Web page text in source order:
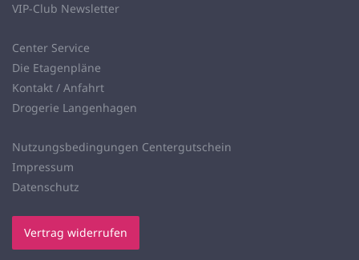
VIP-Club Newsletter
Center Service
Die Etagenpläne
Kontakt / Anfahrt
Drogerie Langenhagen
Nutzungsbedingungen Centergutschein
Impressum
Datenschutz
Vertrag widerrufen